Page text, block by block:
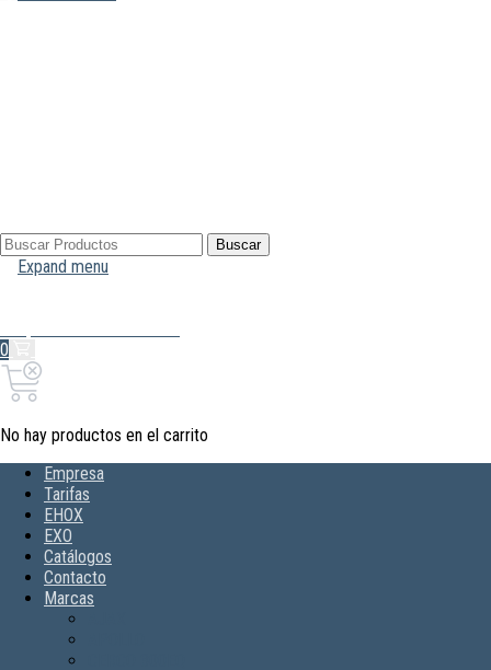
Buscar
por:
Buscar
Expand menu
0
No hay productos en el carrito
Empresa
Tarifas
EHOX
EXO
Catálogos
Contacto
Marcas